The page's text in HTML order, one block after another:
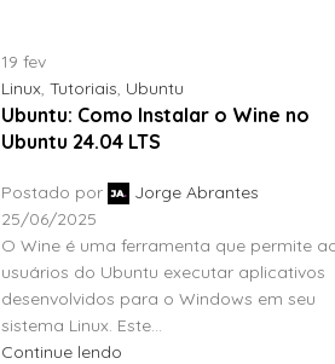
19 fev
Linux, Tutoriais, Ubuntu
Ubuntu: Como Instalar o Wine no
Ubuntu 24.04 LTS
Postado por
Jorge Abrantes
25/06/2025
O Wine é uma ferramenta que permite
usuários do Ubuntu executar aplicativos
desenvolvidos para o Windows em seu
sistema Linux. Este...
Continue lendo